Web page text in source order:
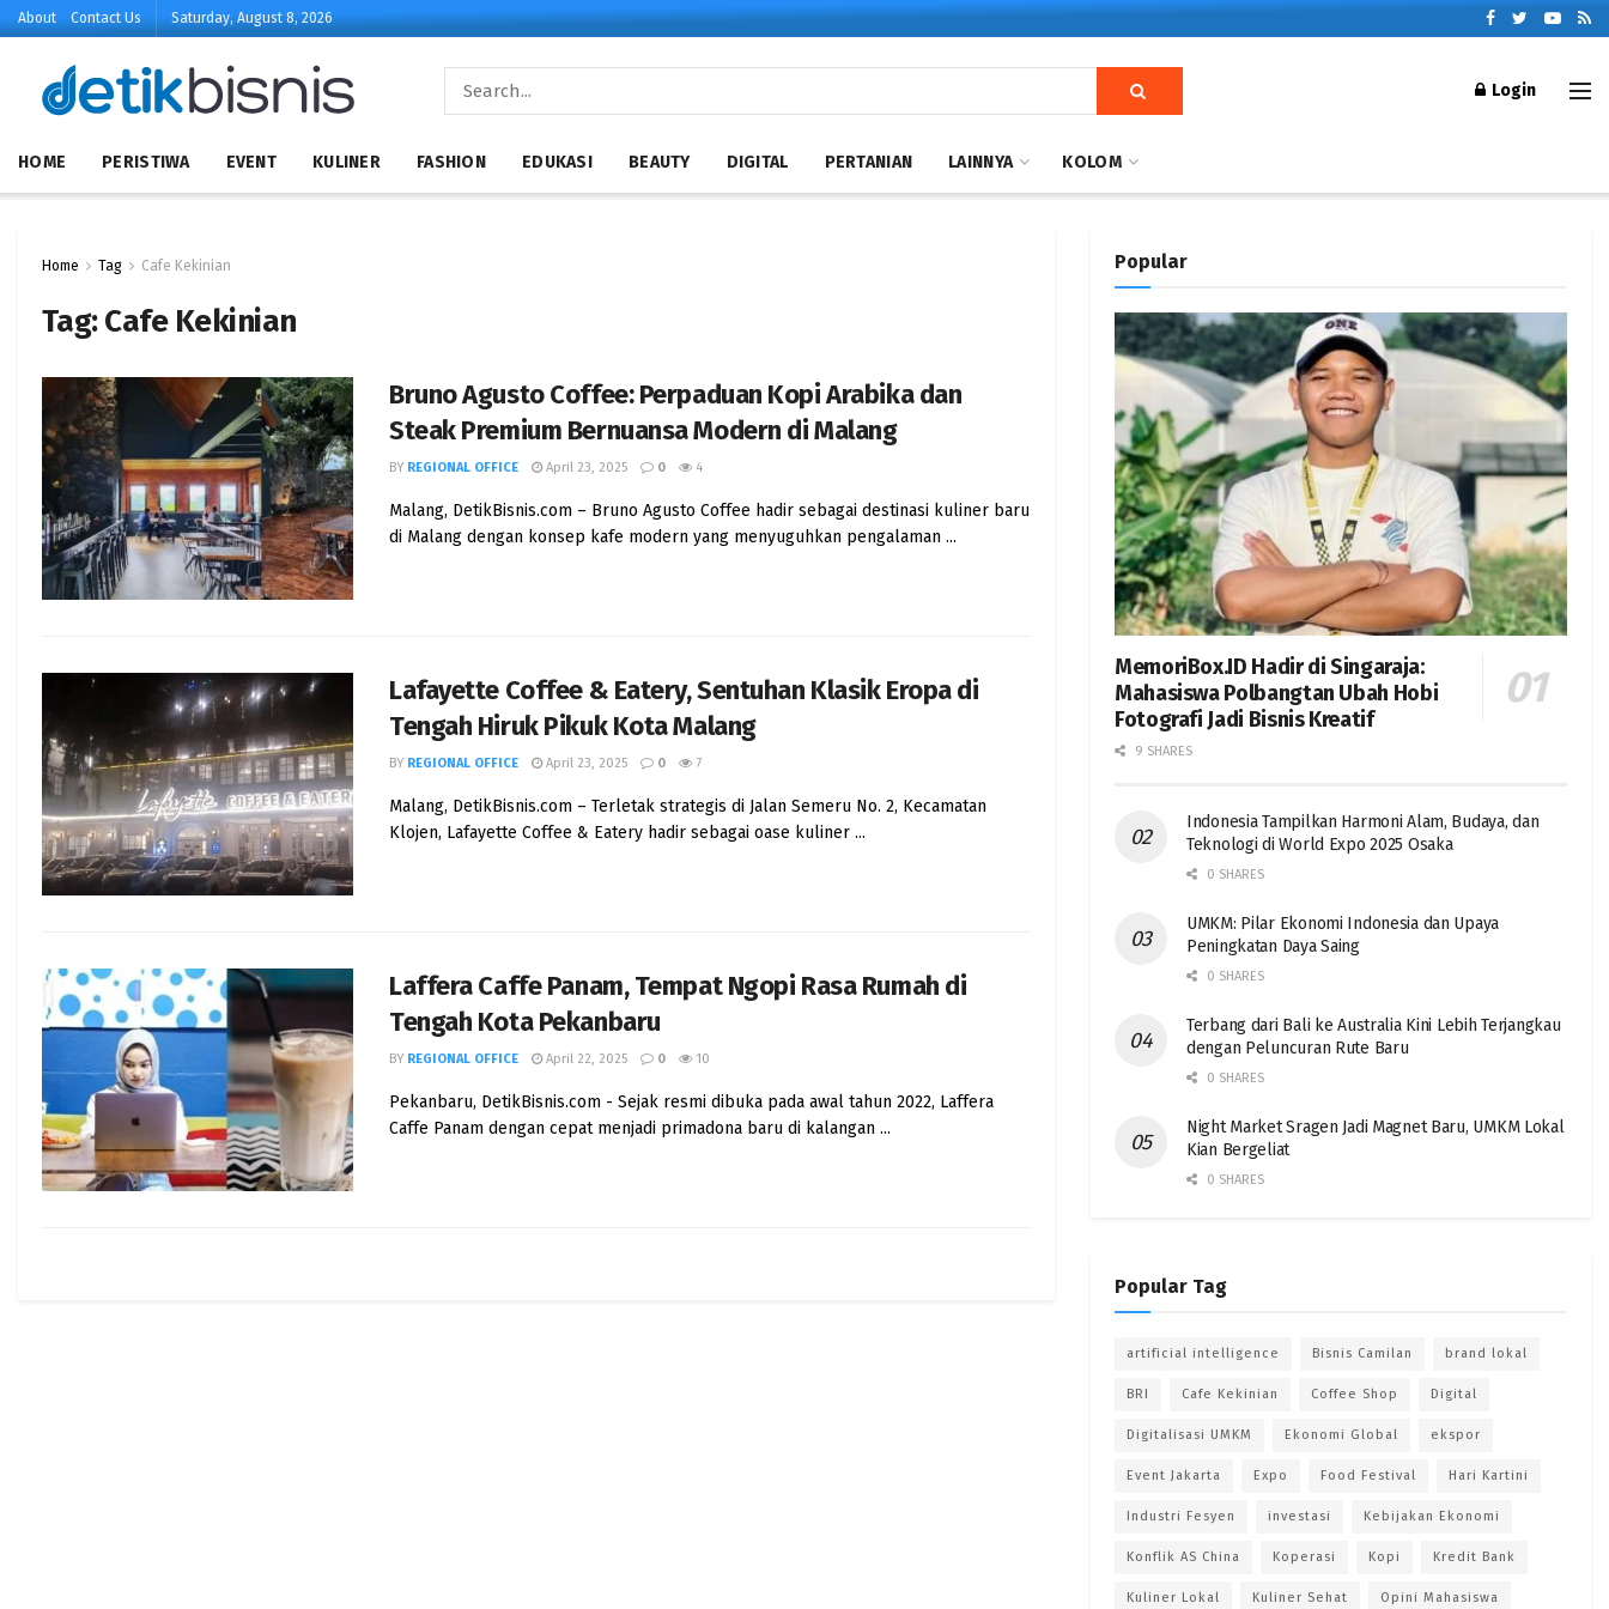
About Contact Us Saturday, August 8, 2026
Login
HOME PERISTIWA EVENT KULINER FASHION EDUKASI BEAUTY DIGITAL PERTANIAN LAINNYA KOLOM
Home Tag Cafe Kekinian
Tag:Cafe Kekinian
Bruno Agusto Coffee: Perpaduan Kopi Arabika dan
Steak Premium Bernuansa Modern di Malang
BY REGIONAL OFFICE April 23, 2025 0 4
Malang, DetikBisnis.com – Bruno Agusto Coffee hadir sebagai destinasi kuliner baru
di Malang dengan konsep kafe modern yang menyuguhkan pengalaman ...
Lafayette Coffee & Eatery, Sentuhan Klasik Eropa di
Tengah Hiruk Pikuk Kota Malang
BY REGIONAL OFFICE April 23, 2025 0 7
Malang, DetikBisnis.com – Terletak strategis di Jalan Semeru No. 2, Kecamatan
Klojen, Lafayette Coffee & Eatery hadir sebagai oase kuliner ...
Laffera Caffe Panam, Tempat Ngopi Rasa Rumah di
Tengah Kota Pekanbaru
BY REGIONAL OFFICE April 22, 2025 0 10
Pekanbaru, DetikBisnis.com - Sejak resmi dibuka pada awal tahun 2022, Laffera
Caffe Panam dengan cepat menjadi primadona baru di kalangan ...
Popular
MemoriBox.ID Hadir di Singaraja:
Mahasiswa Polbangtan Ubah Hobi
Fotografi Jadi Bisnis Kreatif
9 SHARES
Indonesia Tampilkan Harmoni Alam, Budaya, dan
Teknologi di World Expo 2025 Osaka
0 SHARES
UMKM: Pilar Ekonomi Indonesia dan Upaya
Peningkatan Daya Saing
0 SHARES
Terbang dari Bali ke Australia Kini Lebih Terjangkau
dengan Peluncuran Rute Baru
0 SHARES
Night Market Sragen Jadi Magnet Baru, UMKM Lokal
Kian Bergeliat
0 SHARES
Popular Tag
artificial intelligence Bisnis Camilan brand lokal
BRI Cafe Kekinian Coffee Shop Digital
Digitalisasi UMKM Ekonomi Global ekspor
Event Jakarta Expo Food Festival Hari Kartini
Industri Fesyen investasi Kebijakan Ekonomi
Konflik AS China Koperasi Kopi Kredit Bank
Kuliner Lokal Kuliner Sehat Opini Mahasiswa